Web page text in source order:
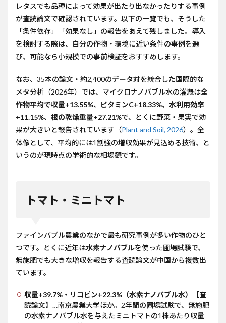
ミニ
トマ
ト
3
イチ
ゴ
レタ
ス・
葉物
5
コマ
ツナ
（小
ホウ
7
キュ
8
マ
ン・
パプ
リカ
レタスでも品種によって効果が出たり出なかったりする事例
が査読論文で確認されています。以下の一覧でも、そうした
「条件依存」「効果なし」の報告をあえて残しました。導入
を検討する際は、自分の作物・環境に近い条件の事例を選
び、可能なら小規模での事前検証をおすすめします。
なお、35本の論文・約2,400のデータ対を統合した国際的な
メタ分析（2026年）では、マイクロナノバブル水の灌漑は全
作物平均で収量+13.55%、ビタミンC+18.33%、水利用効率
+11.15%、根の乾燥重量+27.21%で、とくに野菜・果実で効
果が大きいと報告されています（Plant and Soil, 2026）。全
体像として、平均的には1割強の増収効果が見込める技術、と
いうのが現時点の学術的な相場観です。
トマト・ミニトマト
ファインバブル農業のなかで最も研究事例が多い作物のひと
つです。とくに近年は水素ナノバブルを使った圃場試験で、
無施肥でも大きな増収を報告する査読論文が中国から複数出
ています。
収量+39.7%・リコピン+22.3%（水素ナノバブル水）
【査
読論文】…南京農業大学ほか。2年間の圃場試験で、無施肥
の水素ナノバブル水を与えたミニトマトの1株あたり収量